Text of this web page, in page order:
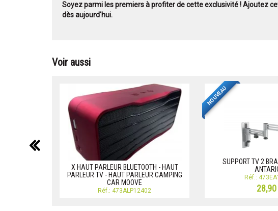
Soyez parmi les premiers à profiter de cette exclusivité ! Ajoutez
dès aujourd'hui.
Voir aussi
X HAUT PARLEUR BLUETOOTH - HAUT
PARLEUR TV - HAUT PARLEUR CAMPING
CAR MOOVE
Réf.: 473ALP12402
NOUVEAU
SUPPORT TV 2
Réf.:
précédent